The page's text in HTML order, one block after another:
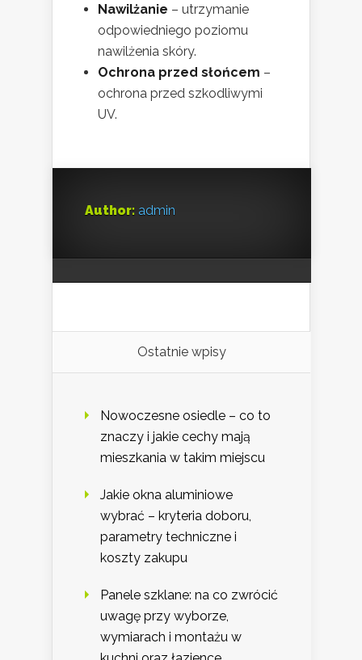
Nawilżanie – utrzymanie
odpowiedniego poziomu
nawilżenia skóry.
Ochrona przed słońcem –
ochrona przed szkodliwymi
UV.
Author: admin
Ostatnie wpisy
Nowoczesne osiedle – co to
znaczy i jakie cechy mają
mieszkania w takim miejscu
Jakie okna aluminiowe
wybrać – kryteria doboru,
parametry techniczne i
koszty zakupu
Panele szklane: na co zwrócić
uwagę przy wyborze,
wymiarach i montażu w